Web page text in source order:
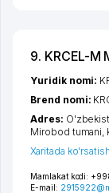
9. KRCEL-M
Mamlakat kodi:
E-mail:
Yuridik nomi:
Brend nomi:
Adres:
Mirobod tumani
Xaritada ko'rsatish